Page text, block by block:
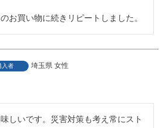
お買い物に続きリピートしました。
入者 埼玉県 女性
しいです。災害対策も考え常にスト